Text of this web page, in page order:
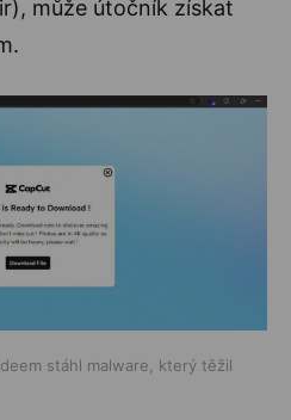
může útočník získat
stáhl malware, který těžil